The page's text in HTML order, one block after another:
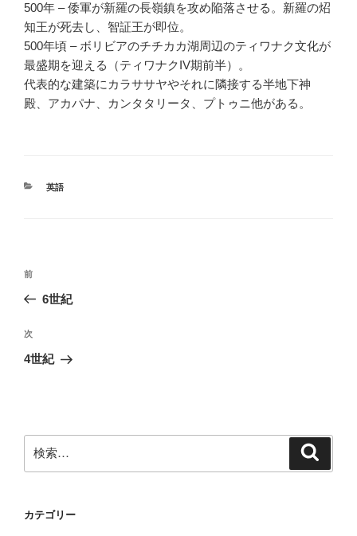
500年 – 倭軍が新羅の長嶺鎮を攻め陥落させる。新羅の炤
知王が死去し、智証王が即位。
500年頃 – ボリビアのチチカカ湖周辺のティワナク文化が
最盛期を迎える（ティワナクIV期前半）。
代表的な建築にカラササヤやそれに隣接する半地下神
殿、アカパナ、カンタタリータ、プトゥニ他がある。
カ
英語
投
ビ
ゲ
ン
前
の
稿
前
6世紀
次
の
次
4世紀
索:
カテゴリー